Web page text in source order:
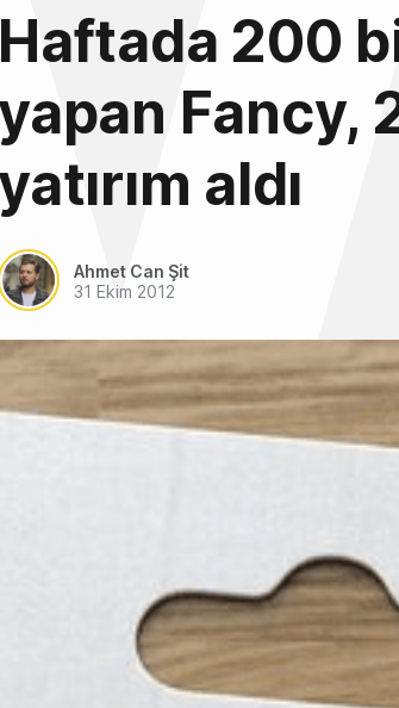
Haftada 200
yapan Fancy,
yatırım aldı
Ahmet Can Şit
31 Ekim 2012